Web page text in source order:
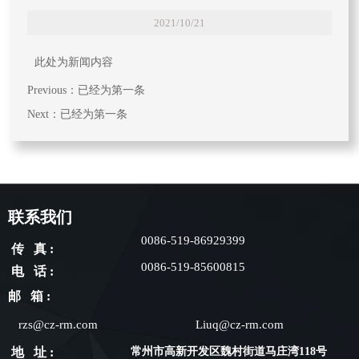
2021/10/21
此处为新闻内容
Previous：已经为第一条
Next：已经为第一条
联系我们
传 真 :
0086-519-86929399
电 话 : 0086-519-85600815
邮 箱 :
rzs@cz-rm.com Liuq@cz-rm.com
地 址 : 常州市高新开发区魏村街道马庄湾118号